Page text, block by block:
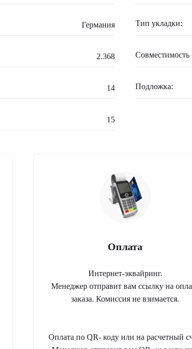
Германия
2.368
14
15
Тип укладки:
Подложка:
Оплата
Интернет-эквайринг.
Менеджер отправит вам ссылку на
заказа. Комиссия не взимается.
Оплата по QR- коду или на расчетный